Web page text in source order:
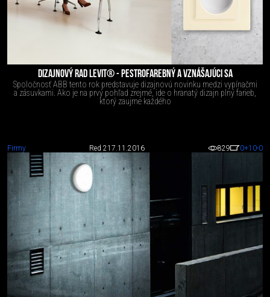
DIZAJNOVÝ RAD LEVIT® - PESTROFAREBNÝ A VZNÁŠAJÚCI SA
Spoločnosť ABB tento rok predstavuje dizajnovú novinku medzi vypínačmi
a zásuvkami. Ako je na prvý pohľad zrejmé, ide o hranatý dizajn plný farieb,
ktorý zaujme každého
Firmy Red 217.11.2016 829 0+10-0